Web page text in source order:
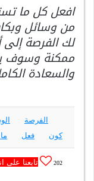
افعل كل ما
من وسائل
لك الفرصة
ممكنة وسوف
والسعادة
الفرصة
كون
فعل
202 تابعنا على